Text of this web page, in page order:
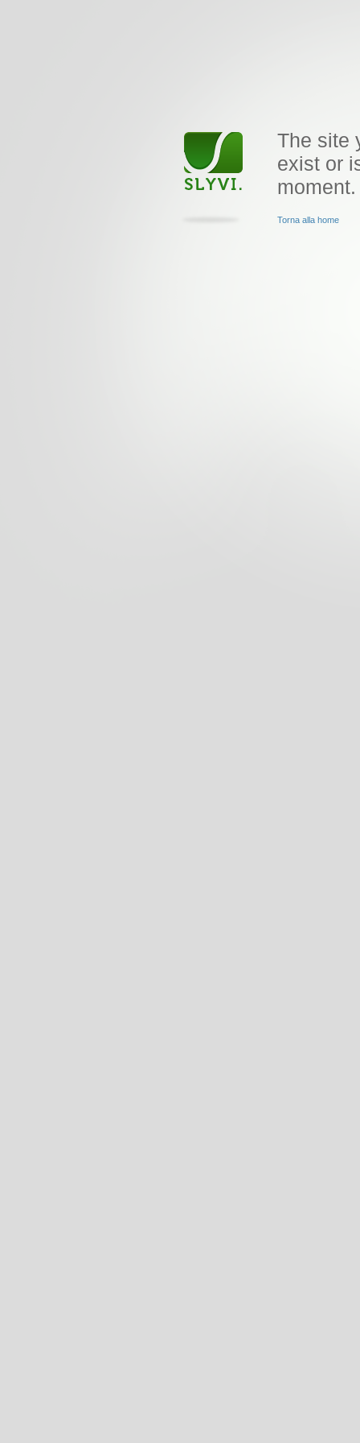
The site
exist or
moment.
Torna alla home